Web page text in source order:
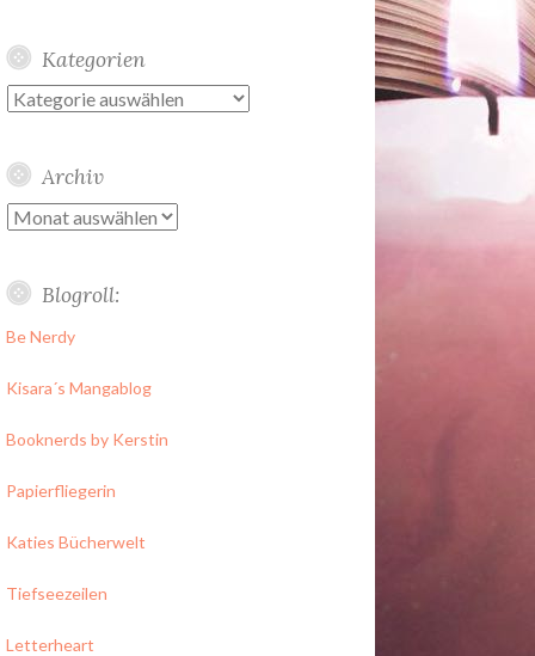
Kategorien
Kategorien
Archiv
Archiv
Blogroll:
Be Nerdy
Kisara´s Mangablog
Booknerds by Kerstin
Papierfliegerin
Katies Bücherwelt
Tiefseezeilen
Letterheart